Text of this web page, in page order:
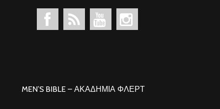
MEN’S BIBLE – ΑΚΑΔΗΜΙΑ ΦΛΕΡΤ